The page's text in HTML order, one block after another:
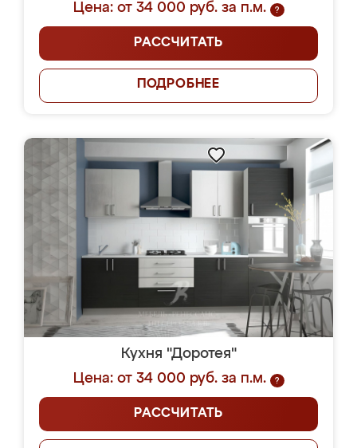
Цена: от 34 000 руб. за п.м.
?
РАССЧИТАТЬ
ПОДРОБНЕЕ
Кухня "Доротея"
Цена: от 34 000 руб. за п.м.
?
РАССЧИТАТЬ